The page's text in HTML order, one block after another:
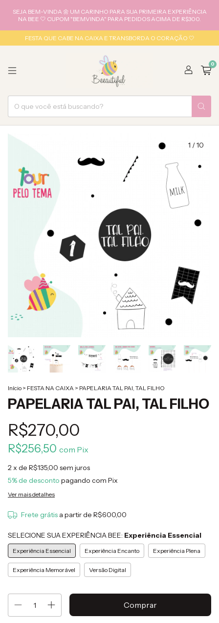
SEJA BEM-VINDA 🌼 UM CARINHO PARA SUA PRIMEIRA EXPERIÊNCIA
NA BEE 🤍 CUPOM "BEMVINDA" PARA PEDIDOS ACIMA DE R$300.
FESTA QUE CABE NA CAIXA E TRANSBORDA O CORAÇÃO 🤍
0
1 /10
Início > FESTA NA CAIXA > PAPELARIA TAL PAI, TAL FILHO
PAPELARIA TAL PAI, TAL FILHO
R$270,00
R$256,50 com Pix
2x de R$135,00 sem juros
5% de desconto pagando com Pix
Ver mais detalhes
Frete grátis a partir de R$600,00
SELECIONE SUA EXPERIÊNCIA BEE: Experiência Essencial
Experiência Essencial Experiência Encanto Experiência Plena
Experiência Memorável Versão Digital